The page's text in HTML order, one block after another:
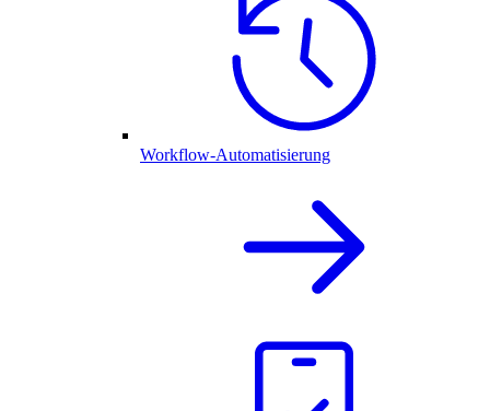
Workflow-Automatisierung